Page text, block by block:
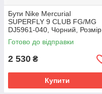
Бути Nike Mercurial
SUPERFLY 9 CLUB FG/MG
DJ5961-040, Чорний, Розмір
(EU) - 42
Готово до відправки
2 530 ₴
Купити